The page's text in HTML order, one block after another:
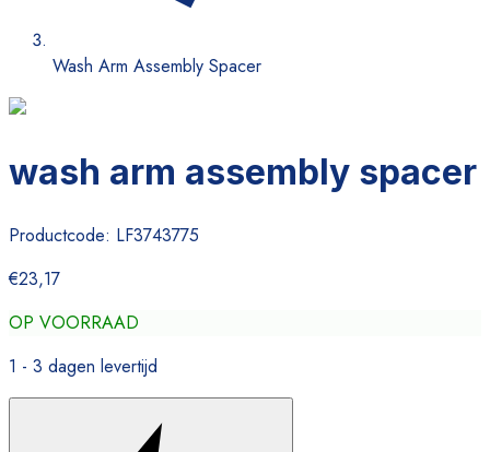
Wash Arm Assembly Spacer
wash arm assembly spacer
Productcode: LF3743775
€23,17
OP VOORRAAD
1 - 3 dagen levertijd